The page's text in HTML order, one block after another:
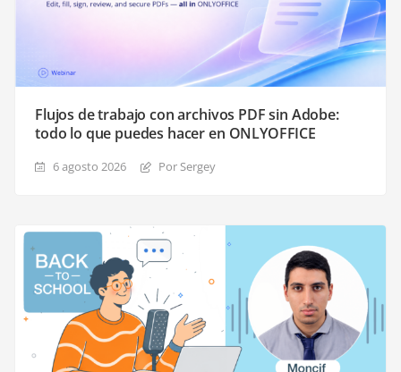
Flujos de trabajo con archivos PDF sin Adobe:
todo lo que puedes hacer en ONLYOFFICE
6 agosto 2026 Por Sergey